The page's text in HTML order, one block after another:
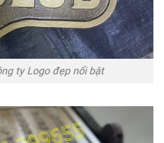
ty Logo đẹp nổi bật